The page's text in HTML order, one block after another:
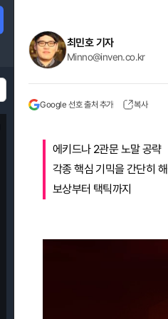
최민호 기자
Minno@inven.co.kr
Google 선호 출처 추가 복사
에키드나 2관문 노말 공략
각종 핵심 기믹을 간단히
보상부터 택틱까지